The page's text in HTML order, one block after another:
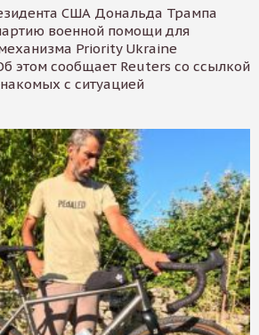
США Дональда Трампа
военной помощи для
Priority Ukraine
этом сообщает Reuters со ссылкой
с ситуацией